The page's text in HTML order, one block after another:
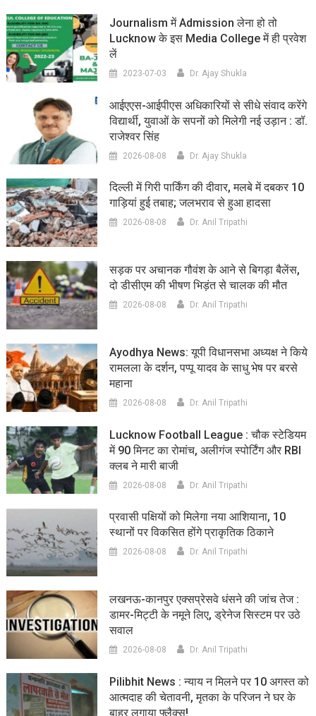
Journalism में Admission लेना हो तो
Lucknow के इस Media College में ही प्रवेश
लें
2023-07-03 Dr. Ajay Shukla
आईएएस-आईपीएस अधिकारियों से सीधे संवाद करेंगे
विद्यार्थी, युवाओं के सपनों को मिलेगी नई उड़ान : डॉ.
राजेश्वर सिंह
2026-08-08 Dr. Ajay Shukla
दिल्ली में गिरी पार्किंग की दीवार, मलबे में दबकर 10
गाड़ियां हुई तबाह; जलभराव से हुआ हादसा
2026-08-08 Dr. Anil Tripathi
सड़क पर अचानक गौवंश के आने से बिगड़ा बैलेंस,
दो डीसीएम की भीषण भिड़ंत से चालक की मौत
2026-08-08 Dr. Anil Tripathi
Ayodhya News: यूपी विधानसभा अध्यक्ष ने किये
रामलला के दर्शन, पप्पू यादव के साधु भेष पर बरसे
महाना
2026-08-08 Dr. Anil Tripathi
Lucknow Football League : चौक स्टेडियम
में 90 मिनट का रोमांच, अलीगंज स्पोर्टिंग और RBI
क्लब ने मारी बाजी
2026-08-08 Dr. Anil Tripathi
प्रवासी पक्षियों को मिलेगा नया आशियाना, 10
स्थानों पर विकसित होंगे प्राकृतिक ठिकाने
2026-08-08 Dr. Anil Tripathi
लखनऊ-कानपुर एक्सप्रेसवे धंसने की जांच तेज :
डामर-मिट्टी के नमूने लिए, ड्रेनेज सिस्टम पर उठे
सवाल
2026-08-08 Dr. Anil Tripathi
Pilibhit News : न्याय न मिलने पर 10 अगस्त को
आत्मदाह की चेतावनी, मृतका के परिजन ने घर के
बाहर लगाया फ्लैक्स!